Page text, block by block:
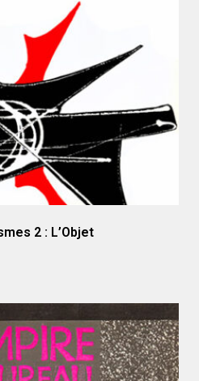
2 : L’Objet